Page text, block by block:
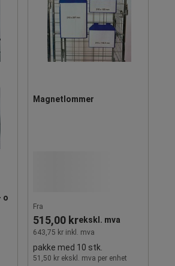
o
Magnetlommer
Fra
515,00 krekskl. mva
643,75 kr inkl. mva
pakke med 10 stk.
51,50 kr ekskl. mva per enhet